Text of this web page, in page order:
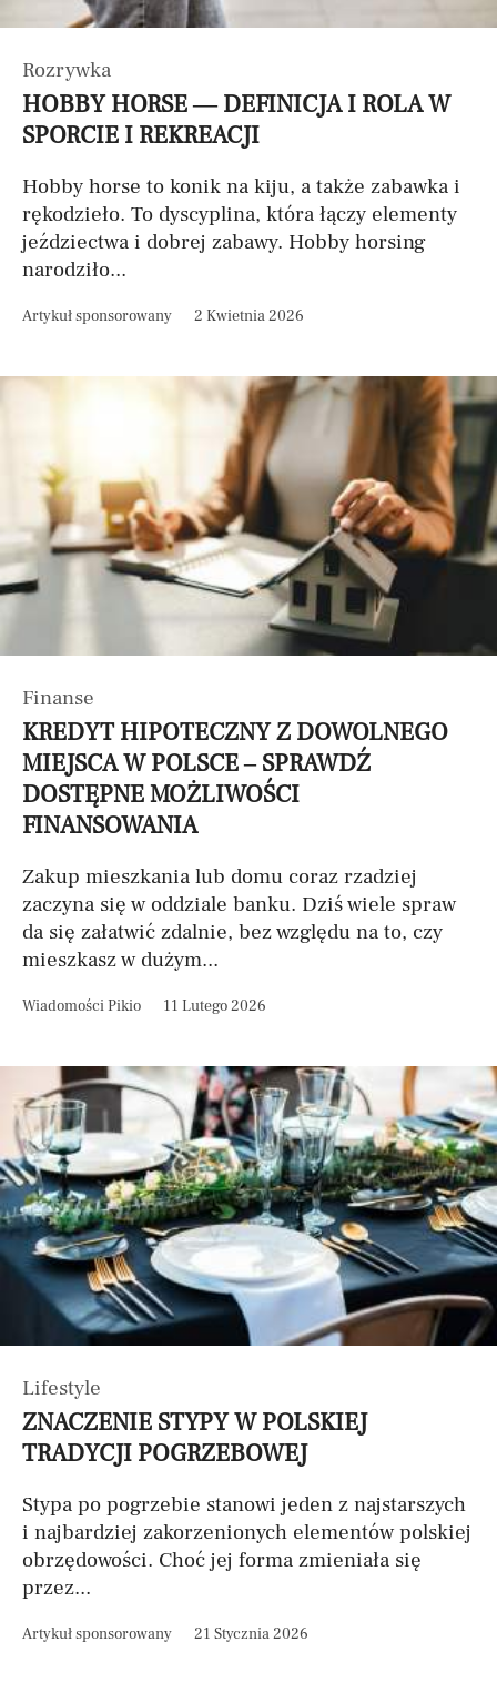
Rozrywka
HOBBY HORSE — DEFINICJA I ROLA W
SPORCIE I REKREACJI
Hobby horse to konik na kiju, a także zabawka i
rękodzieło. To dyscyplina, która łączy elementy
jeździectwa i dobrej zabawy. Hobby horsing
narodziło...
Artykuł sponsorowany 2 Kwietnia 2026
Finanse
KREDYT HIPOTECZNY Z DOWOLNEGO
MIEJSCA W POLSCE – SPRAWDŹ
DOSTĘPNE MOŻLIWOŚCI
FINANSOWANIA
Zakup mieszkania lub domu coraz rzadziej
zaczyna się w oddziale banku. Dziś wiele spraw
da się załatwić zdalnie, bez względu na to, czy
mieszkasz w dużym...
Wiadomości Pikio 11 Lutego 2026
Lifestyle
ZNACZENIE STYPY W POLSKIEJ
TRADYCJI POGRZEBOWEJ
Stypa po pogrzebie stanowi jeden z najstarszych
i najbardziej zakorzenionych elementów polskiej
obrzędowości. Choć jej forma zmieniała się
przez...
Artykuł sponsorowany 21 Stycznia 2026